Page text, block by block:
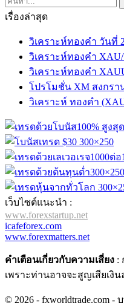
เรื่องล่าสุด
วิเคราะห์ทองคำ วันที่
วิเคราะห์ทองคำ
วิเคราะห์ทองคำ
โปรโมชั่น XM สงกรา
วิเคราะห์ ทองคำ
เว็บไซต์แนะนำ :
www.forexstartup.net
icafeforex.com
www.forexmatters.net
คำเตือนเกี่ยวกับความเสี่ยง :
เพราะท่านอาจจะสูญเสียเ
© 2026 - fxworldtrade.com